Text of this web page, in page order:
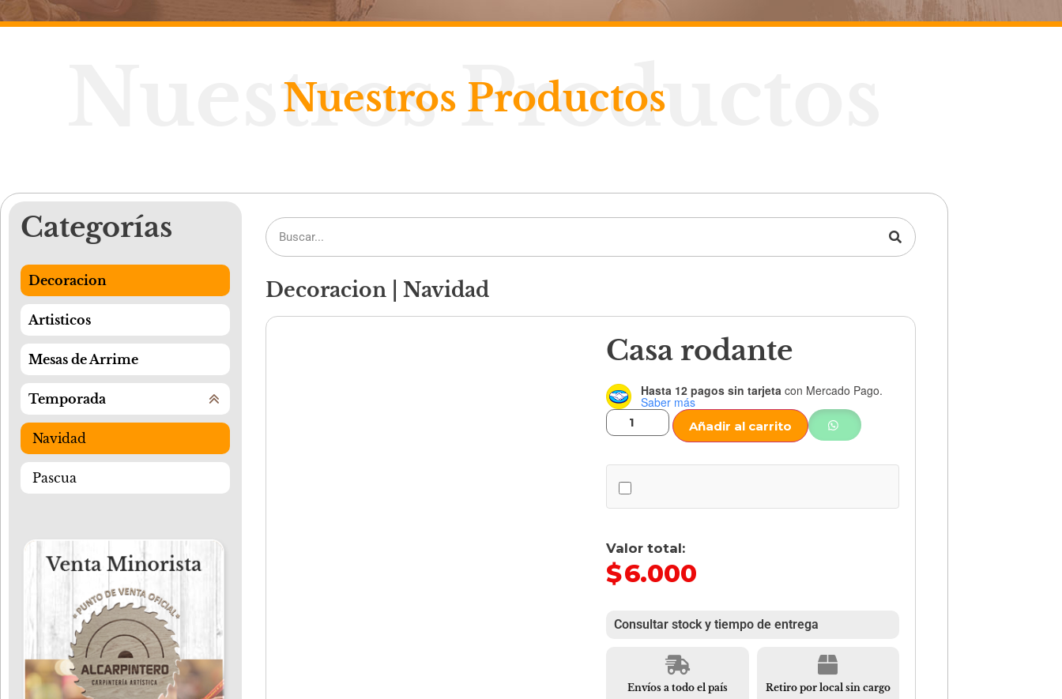
Nuestros Productos
Nuestros Productos
Categorías
Decoracion
Artisticos
Mesas de Arrime
Temporada
Navidad
Pascua
Decoracion| Navidad
Casa rodante
Hasta 12 pagos sin tarjeta con Mercado Pago.
Saber más
Añadir al carrito
Valor total:
$6.000
Consultar stock y tiempo de entrega
Envíos a todo el país Retiro por local sin cargo